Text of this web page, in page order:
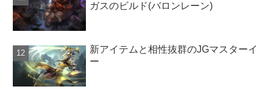
ガスのビルド(バロンレーン)
新アイテムと相性抜群のJGマスターイ
ー